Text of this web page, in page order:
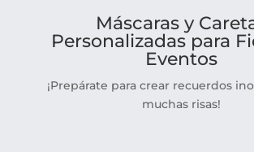
Máscaras y
Personalizadas para
Eventos
¡Prepárate para crear recuerdos
muchas risas!